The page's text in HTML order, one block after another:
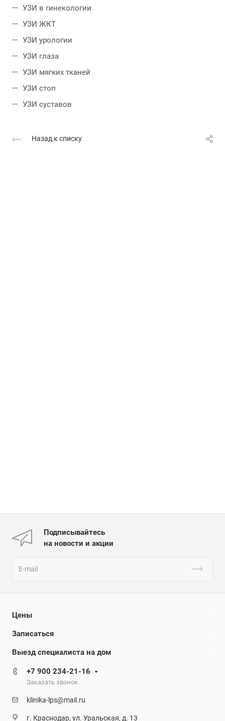
УЗИ в гинекологии
УЗИ ЖКТ
УЗИ урологии
УЗИ глаза
УЗИ мягких тканей
УЗИ стоп
УЗИ суставов
Назад к списку
Подписывайтесь
на новости и акции
Цены
Записаться
Выезд специалиста на дом
+7 900 234-21-16
Заказать звонок
klinika-lps@mail.ru
г. Краснодар, ул. Уральская, д. 13